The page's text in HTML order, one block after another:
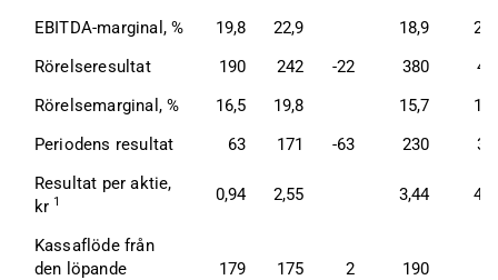
EBITDA-marginal, %
19,8 22,9 18,9
Rörelseresultat
190 242 -22 380
Rörelsemarginal, %
16,5 19,8 15,7
Periodens resultat
63 171 -63 230
Resultat per aktie,
kr 1 0,94 2,55 3,44
Kassaflöde från
den löpande
179 175 2 190